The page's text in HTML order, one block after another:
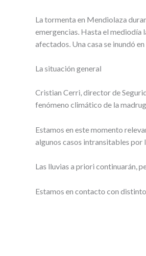
La tormenta en Mendiolaza
emergencias. Hasta el mediodía
afectados. Una casa se inundó
La situación general
Cristian Cerri, director de
fenómeno climático de la
Estamos en este momento
algunos casos intransitables por
Las lluvias a priori continuarán,
Estamos en contacto con